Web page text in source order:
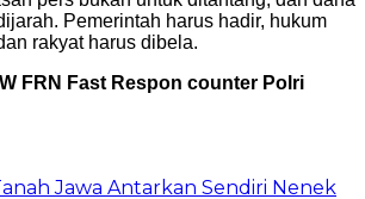
Pemerintah harus hadir, hukum
rakyat harus dibela.
FRN Fast Respon counter Polri
Jawa Antarkan Sendiri Nenek